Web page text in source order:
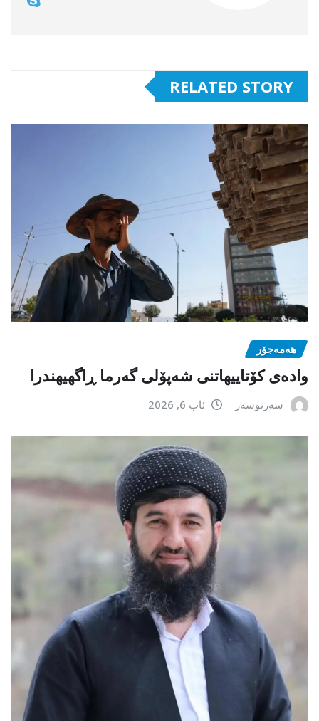
RELATED STORY
هەمەجۆر
وادەی کۆتاییهاتنی شەپۆلی گەرما ڕاگهیهندرا
سەرنوسەر ئاب 6, 2026